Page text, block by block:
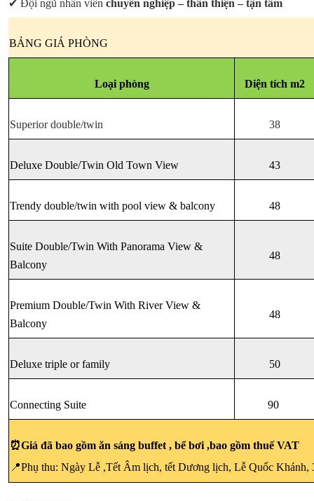
✔ Đội ngũ nhân viên chuyên nghiệp – thân thiện – tận tâm
BẢNG GIÁ PHÒNG
Loại phòng Diện tích m2
Superior double/twin 38
Deluxe Double/Twin Old Town View 43
Trendy double/twin with pool view & balcony 48
Suite Double/Twin With Panorama View &
Balcony
48
Premium Double/Twin With River View &
Balcony
48
Deluxe triple or family 50
Connecting Suite 90
⏰Giá đã bao gồm ăn sáng buffet , bể bơi ,bao gồm thuế VAT
📍Phụ thu: Ngày Lễ ,Tết Âm lịch, tết Dương lịch, Lễ Quốc Khánh,